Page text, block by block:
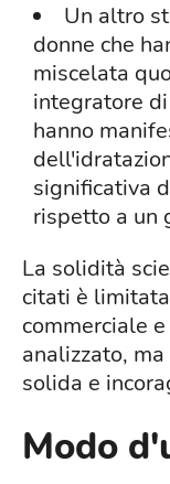
Un altro
donne che
miscelata
integratore
hanno
significativa
rispetto a un
La solidità
citati è
commerciale
analizzato,
solida e
Modo